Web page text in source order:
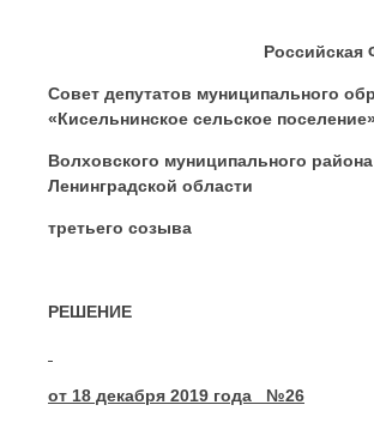
Российская
Совет депутатов муниципального
«Кисельнинское сельское поселение»
Волховского муниципального района
Ленинградской области
третьего созыва
РЕШЕНИЕ
от 18 декабря 2019 года №26